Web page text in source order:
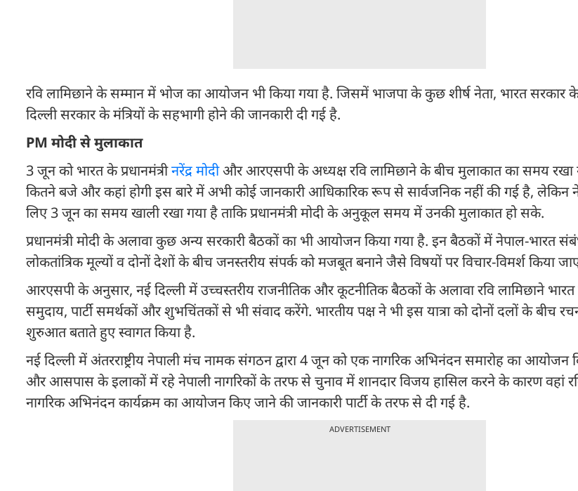
रवि लामिछाने के सम्मान में भोज का आयोजन भी किया गया है. जिसमें भाजपा के कुछ शीर्ष नेता, भारत सरकार
दिल्ली सरकार के मंत्रियों के सहभागी होने की जानकारी दी गई है.
PM मोदी से मुलाकात
3 जून को भारत के प्रधानमंत्रीनरेंद्र मोदीऔर आरएसपी के अध्यक्ष रवि लामिछाने के बीच मुलाकात का समय रखा
कितने बजे और कहां होगी इस बारे में अभी कोई जानकारी आधिकारिक रूप से सार्वजनिक नहीं की गई है, लेकिन
लिए 3 जून का समय खाली रखा गया है ताकि प्रधानमंत्री मोदी के अनुकूल समय में उनकी मुलाकात हो सके.
प्रधानमंत्री मोदी के अलावा कुछ अन्य सरकारी बैठकों का भी आयोजन किया गया है. इन बैठकों में नेपाल-भारत
लोकतांत्रिक मूल्यों व दोनों देशों के बीच जनस्तरीय संपर्क को मजबूत बनाने जैसे विषयों पर विचार-विमर्श किया
आरएसपी के अनुसार, नई दिल्ली में उच्चस्तरीय राजनीतिक और कूटनीतिक बैठकों के अलावा रवि लामिछाने भारत
समुदाय, पार्टी समर्थकों और शुभचिंतकों से भी संवाद करेंगे. भारतीय पक्ष ने भी इस यात्रा को दोनों दलों के बीच
शुरुआत बताते हुए स्वागत किया है.
नई दिल्ली में अंतरराष्ट्रीय नेपाली मंच नामक संगठन द्वारा 4 जून को एक नागरिक अभिनंदन समारोह का आयोजन
और आसपास के इलाकों में रहे नेपाली नागरिकों के तरफ से चुनाव में शानदार विजय हासिल करने के कारण वहां
नागरिक अभिनंदन कार्यक्रम का आयोजन किए जाने की जानकारी पार्टी के तरफ से दी गई है.
ADVERTISEMENT